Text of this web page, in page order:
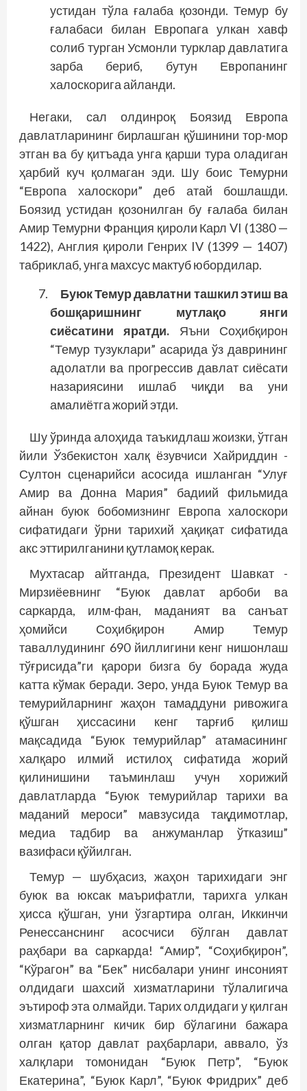
устидан тўла ғалаба қозонди. Темур бу
ғалабаси билан Европага улкан хавф
солиб турган Усмонли турклар давлатига
зарба бериб, бутун Европанинг
халоскорига айланди.
Негаки, сал олдинроқ Боязид Европа
давлатларининг бирлашган қўшинини тор-мор
этган ва бу қитъада унга қарши тура оладиган
ҳарбий куч қолмаган эди. Шу боис Темурни
“Европа халоскори” деб атай бошлашди.
Боязид устидан қозонилган бу ғалаба билан
Амир Темурни Франция қироли Карл VI (1380 —
1422), Англия қироли Генрих IV (1399 — 1407)
табриклаб, унга махсус мактуб юбордилар.
Буюк Темур давлатни ташкил этиш ва
бошқаришнинг мутлақо янги
сиёсатини яратди. Яъни Соҳибқирон
“Темур тузуклари” асарида ўз даврининг
адолатли ва прогрессив давлат сиёсати
назариясини ишлаб чиқди ва уни
амалиётга жорий этди.
Шу ўринда алоҳида таъкидлаш жоизки, ўтган
йили Ўзбекистон халқ ёзувчиси Хайриддин ­
Султон сценарийси асосида ишланган “Улуғ
Амир ва Донна Мария” бадиий фильмида
айнан буюк бобомизнинг Европа халоскори
сифатидаги ўрни тарихий ҳақиқат сифатида
акс эттирилганини қутламоқ керак.
Мухтасар айтганда, Президент Шавкат ­
Мирзиёевнинг “Буюк давлат арбоби ва
саркарда, илм-фан, маданият ва санъат
ҳомийси Соҳибқирон Амир Темур
таваллудининг 690 йиллигини кенг нишонлаш
тўғрисида”ги қарори бизга бу борада жуда
катта кўмак беради. Зеро, унда Буюк Темур ва
темурийларнинг жаҳон тамаддуни ривожига
қўшган ҳиссасини кенг тарғиб қилиш
мақсадида “Буюк темурийлар” атамасининг
халқаро илмий истилоҳ сифатида жорий
қилинишини таъминлаш учун хорижий
давлатларда “Буюк темурийлар тарихи ва
маданий мероси” мавзусида тақдимотлар,
медиа тадбир ва анжуманлар ўтказиш”
вазифаси қўйилган.
Темур — шубҳасиз, жаҳон тарихидаги энг
буюк ва юксак маърифатли, тарихга улкан
ҳисса қўшган, уни ўзгартира олган, Иккинчи
Ренессанснинг асосчиси бўлган давлат
раҳбари ва саркарда! “Амир”, “Соҳибқирон”,
“Кўрагон” ва “Бек” нисбалари унинг инсоният
олдидаги шахсий хизматларини тўлалигича
эътироф эта олмайди. Тарих олдидаги у қилган
хизматларнинг кичик бир бўлагини бажара
олган қатор давлат раҳбарлари, аввало, ўз
халқлари томонидан “Буюк Петр”, “Буюк
Екатерина”, “Буюк Карл”, “Буюк Фридрих” деб